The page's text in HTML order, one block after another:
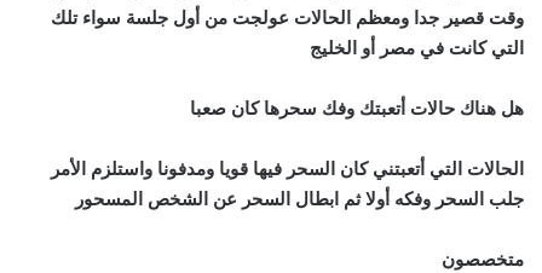
وقت قصير جدا ومعظم الحالات عولجت من أول جلسة سواء تلك
التي كانت في مصر أو الخليج
هل هناك حالات أتعبتك وفك سحرها كان صعبا
الحالات التي أتعبتني كان السحر فيها قويا ومدفونا واستلزم الأمر
جلب السحر وفكه أولا ثم ابطال السحر عن الشخص المسحور
متخصصون